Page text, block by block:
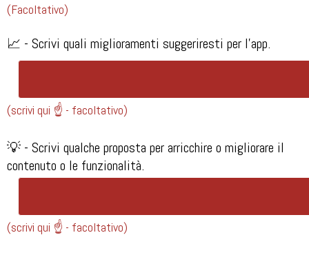
(Facoltativo)
📈 - Scrivi quali miglioramenti suggeriresti per l'app.
(scrivi qui ☝️ - facoltativo)
💡 - Scrivi qualche proposta per arricchire o migliorare il
contenuto o le funzionalità.
(scrivi qui ☝️ - facoltativo)